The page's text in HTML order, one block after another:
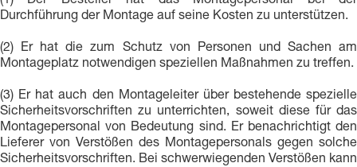
Durchführung der Montage auf seine Kosten zu unterstützen.
(2) Er hat die zum Schutz von Personen und Sachen am
Montageplatz notwendigen speziellen Maßnahmen zu treffen.
(3) Er hat auch den Montageleiter über bestehende spezielle
Sicherheitsvorschriften zu unterrichten, soweit diese für das
Montagepersonal von Bedeutung sind. Er benachrichtigt den
Lieferer von Verstößen des Montagepersonals gegen solche
Sicherheitsvorschriften. Bei schwerwiegenden Verstößen kann